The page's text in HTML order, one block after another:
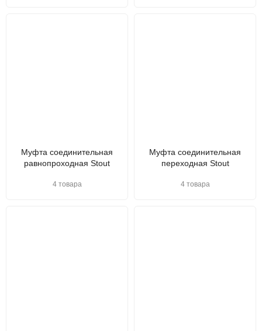
Муфта соединительная
равнопроходная Stout
4 товара
Муфта соединительная
переходная Stout
4 товара